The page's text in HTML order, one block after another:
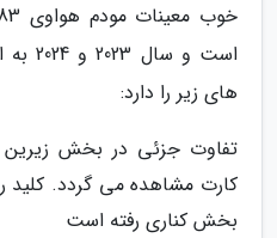
است و
های زیر را دارد:
تفاوت جزئی در بخش
بخش کناری رفته است